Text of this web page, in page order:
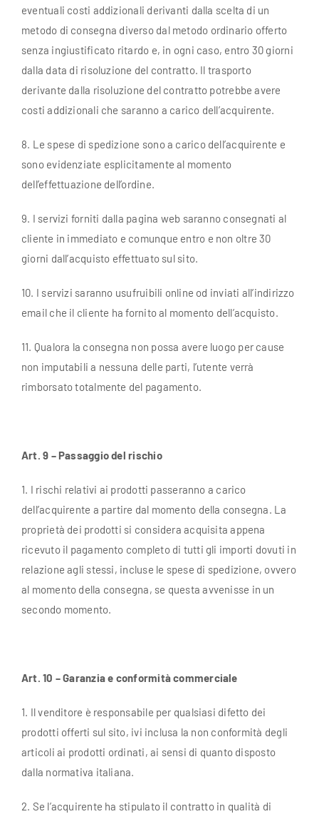
eventuali costi addizionali derivanti dalla scelta di un
metodo di consegna diverso dal metodo ordinario offerto
senza ingiustificato ritardo e, in ogni caso, entro 30 giorni
dalla data di risoluzione del contratto. Il trasporto
derivante dalla risoluzione del contratto potrebbe avere
costi addizionali che saranno a carico dell’acquirente.
8. Le spese di spedizione sono a carico dell’acquirente e
sono evidenziate esplicitamente al momento
dell’effettuazione dell’ordine.
9. I servizi forniti dalla pagina web saranno consegnati al
cliente in immediato e comunque entro e non oltre 30
giorni dall’acquisto effettuato sul sito.
10. I servizi saranno usufruibili online od inviati all’indirizzo
email che il cliente ha fornito al momento dell’acquisto.
11. Qualora la consegna non possa avere luogo per cause
non imputabili a nessuna delle parti, l’utente verrà
rimborsato totalmente del pagamento.
Art. 9 – Passaggio del rischio
1. I rischi relativi ai prodotti passeranno a carico
dell’acquirente a partire dal momento della consegna. La
proprietà dei prodotti si considera acquisita appena
ricevuto il pagamento completo di tutti gli importi dovuti in
relazione agli stessi, incluse le spese di spedizione, ovvero
al momento della consegna, se questa avvenisse in un
secondo momento.
Art. 10 – Garanzia e conformità commerciale
1. Il venditore è responsabile per qualsiasi difetto dei
prodotti offerti sul sito, ivi inclusa la non conformità degli
articoli ai prodotti ordinati, ai sensi di quanto disposto
dalla normativa italiana.
2. Se l’acquirente ha stipulato il contratto in qualità di